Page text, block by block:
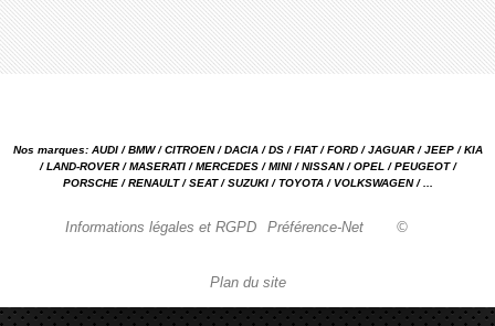
Nos marques: AUDI / BMW / CITROEN / DACIA / DS / FIAT / FORD / JAGUAR / JEEP / KIA
/ LAND-ROVER / MASERATI / MERCEDES / MINI / NISSAN / OPEL / PEUGEOT /
PORSCHE / RENAULT / SEAT / SUZUKI / TOYOTA / VOLKSWAGEN / ...
Informations légales et RGPD Préférence-Net ©
Plan du site